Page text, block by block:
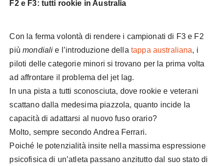
F2 e F3: tutti rookie in Australia
Con la ferma volontà di rendere i campionati di F3 e F2
piùmondialie l’introduzione della tappa australiana, i
piloti delle categorie minori si trovano per la prima volta
ad affrontare il problema del jet lag.
In una pista a tutti sconosciuta, dove rookie e veterani
scattano dalla medesima piazzola, quanto incide la
capacità di adattarsi al nuovo fuso orario?
Molto, sempre secondo Andrea Ferrari.
Poiché le potenzialità insite nella massima espressione
psicofisica di un’atleta passano anzitutto dal suo stato di